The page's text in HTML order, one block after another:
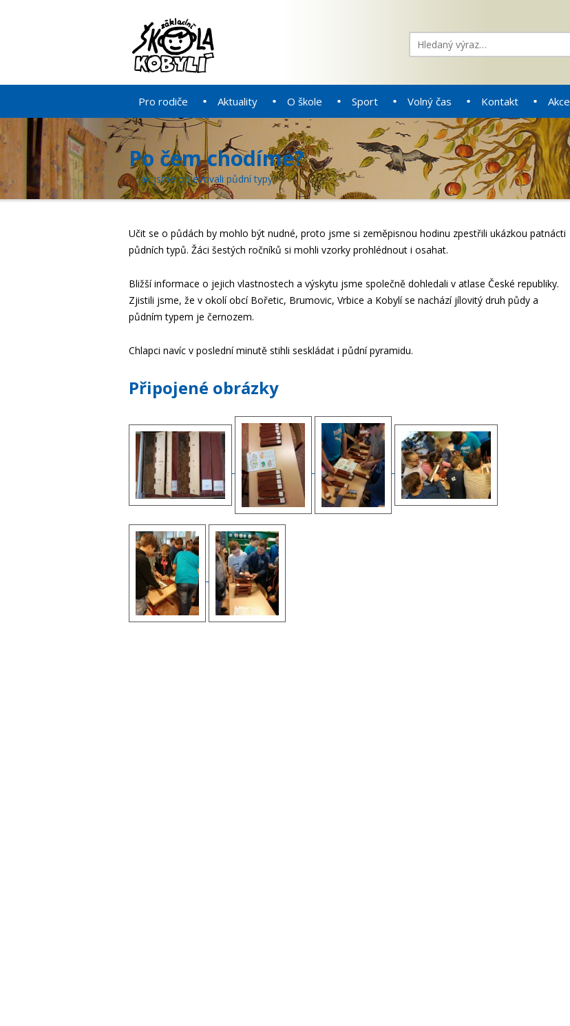
Pro rodiče Aktuality O škole Sport Volný čas Kontakt Akce
Po čem chodíme?
... jak jsme objevovali půdní typy.
Učit se o půdách by mohlo být nudné, proto jsme si zeměpisnou hodinu zpestřili ukázkou patnácti
půdních typů. Žáci šestých ročníků si mohli vzorky prohlédnout i osahat.
Bližší informace o jejich vlastnostech a výskytu jsme společně dohledali v atlase České republiky.
Zjistili jsme, že v okolí obcí Bořetic, Brumovic, Vrbice a Kobylí se nachází jílovitý druh půdy a
půdním typem je černozem.
Chlapci navíc v poslední minutě stihli seskládat i půdní pyramidu.
Připojené obrázky